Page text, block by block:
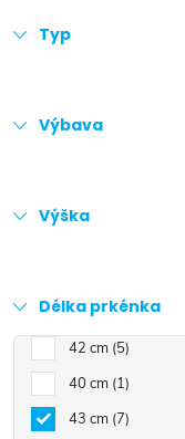
Typ
Výbava
Výška
Délka prkénka
42 cm 5
40 cm 1
43 cm 7